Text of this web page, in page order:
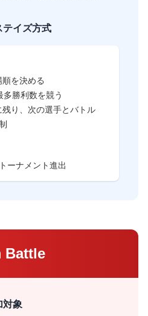
テイズ方式
を決める
多勝利数を競う
り、次の選手とバトル
ーナメント進出
Battle
対象